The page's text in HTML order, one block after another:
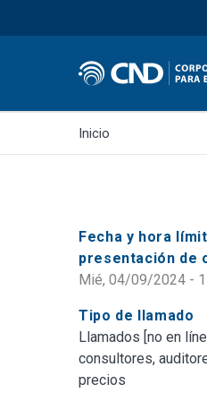
Inicio
Fecha y hora
presentación de
Mié, 04/09/2024 -
Tipo de llamado
Llamados [no en
consultores,
precios